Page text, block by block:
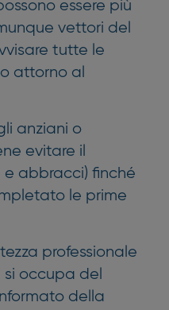
essere più
vettori del
tutte le
attorno al
anziani o
evitare il
abbracci) finché
le prime
professionale
occupa del
della